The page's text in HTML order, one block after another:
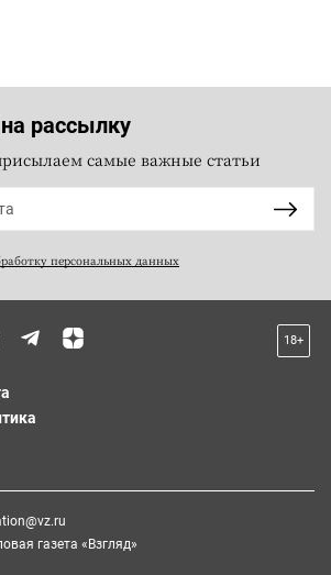
рассылку
самые важные статьи
персональных данных
18+
газета «Взгляд»